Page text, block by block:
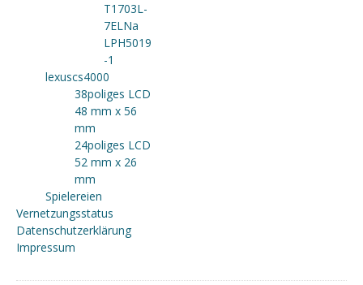
T1703L-
7ELNa
LPH5019
-1
lexuscs4000
38poliges LCD
48 mm x 56
mm
24poliges LCD
52 mm x 26
mm
Spielereien
Vernetzungsstatus
Datenschutzerklärung
Impressum